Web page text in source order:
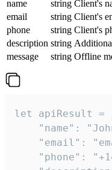
name
string Client's
email
string Client's
phone
string Client's
description string
message
string Offline
let apiResult =
"name":
"email":
"phone":